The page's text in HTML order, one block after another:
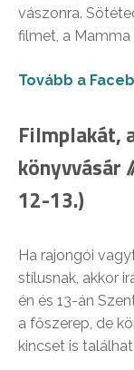
vászonra.
filmet, a
Tovább a
Filmplakát,
könyvvásár
12-13.)
Ha rajongói
stílusnak, akkor
én és 13-án
a főszerep, de
kincset is